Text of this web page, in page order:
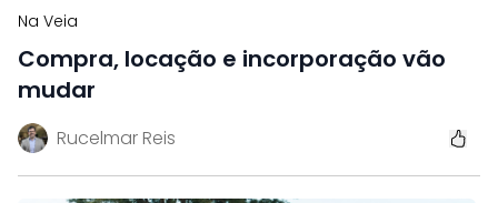
Na Veia
Compra, locação e incorporação vão
mudar
Rucelmar Reis